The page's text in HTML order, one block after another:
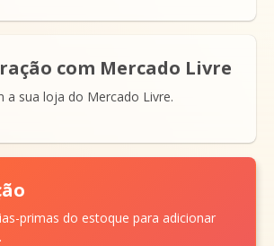
com Mercado Livre
a sua loja do Mercado Livre.
primas do estoque para adicionar